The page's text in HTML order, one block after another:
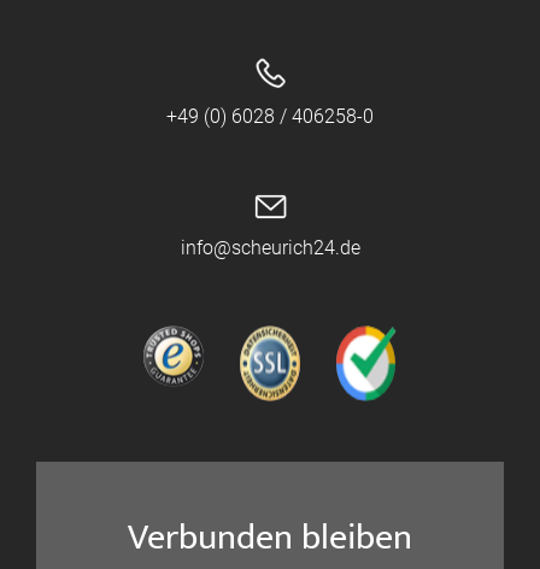
+49 (0) 6028 / 406258-0
info@scheurich24.de
Verbunden bleiben